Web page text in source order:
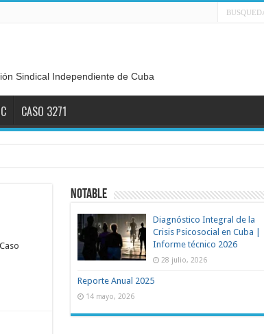
Sindical Independiente de Cuba
CASO 3271
NOTABLE
Diagnóstico Integral de la
Crisis Psicosocial en Cuba |
Informe técnico 2026
28 julio, 2026
Reporte Anual 2025
14 mayo, 2026